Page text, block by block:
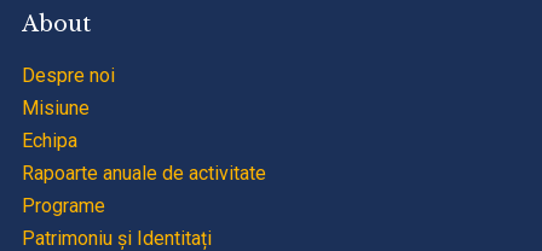
About
Despre noi
Misiune
Echipa
Rapoarte anuale de activitate
Programe
Patrimoniu și Identitați